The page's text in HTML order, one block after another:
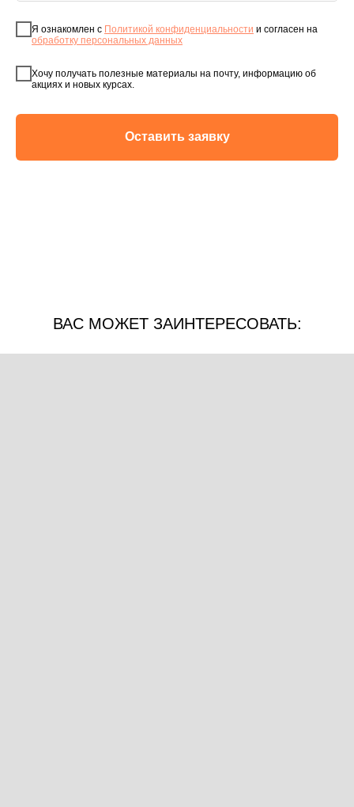
Я ознакомлен с Политикой конфиденциальности и согласен на
обработку персональных данных
Хочу получать полезные материалы на почту, информацию об
акциях и новых курсах.
Оставить заявку
ВАС МОЖЕТ ЗАИНТЕРЕСОВАТЬ: